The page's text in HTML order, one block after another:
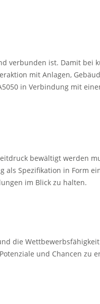
ist. Damit
mit Anlagen,
in Verbindung mit
bewältigt
Spezifikation in
im Blick zu halten.
und Chancen zu